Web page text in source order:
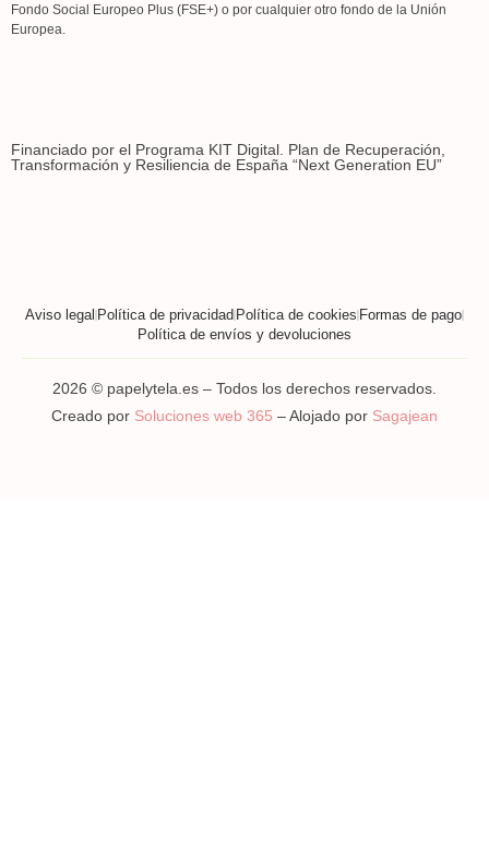
Fondo Social Europeo Plus (FSE+) o por cualquier otro fondo de la Unión
Europea.
Financiado por el Programa KIT Digital. Plan de Recuperación,
Transformación y Resiliencia de España “Next Generation EU”
Aviso legal Política de privacidad Política de cookies Formas de pago
Política de envíos y devoluciones
2026 © papelytela.es – Todos los derechos reservados.
Creado por Soluciones web 365 – Alojado por Sagajean